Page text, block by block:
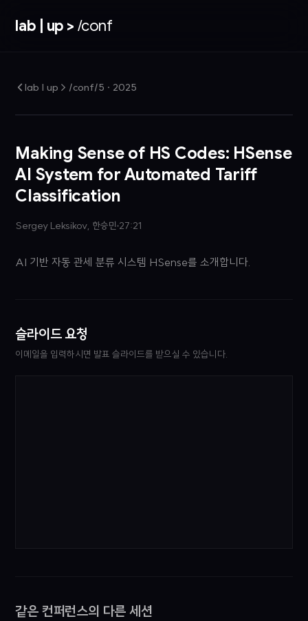
lab | up > /conf
lab | up > /conf/5 · 2025
Making Sense of HS Codes: HSense
AI System for Automated Tariff
Classification
Sergey Leksikov, 한승민 27:21
AI 기반 자동 관세 분류 시스템 HSense를 소개합니다.
슬라이드 요청
이메일을 입력하시면 발표 슬라이드를 받으실 수 있습니다.
같은 컨퍼런스의 다른 세션